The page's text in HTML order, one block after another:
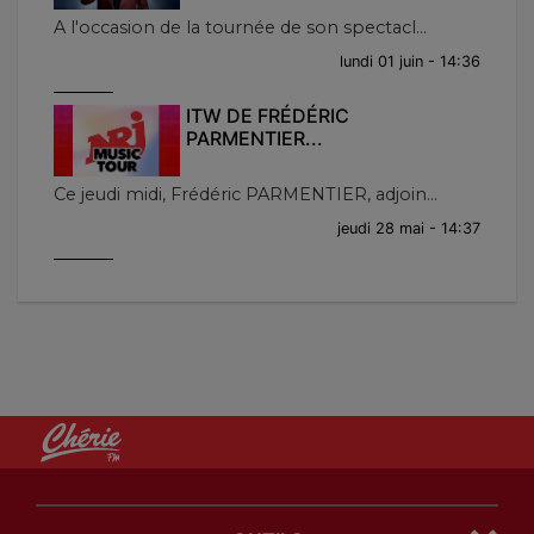
A l'occasion de la tournée de son spectacl...
lundi 01 juin - 14:36
ITW DE FRÉDÉRIC
PARMENTIER...
Ce jeudi midi, Frédéric PARMENTIER, adjoin...
jeudi 28 mai - 14:37